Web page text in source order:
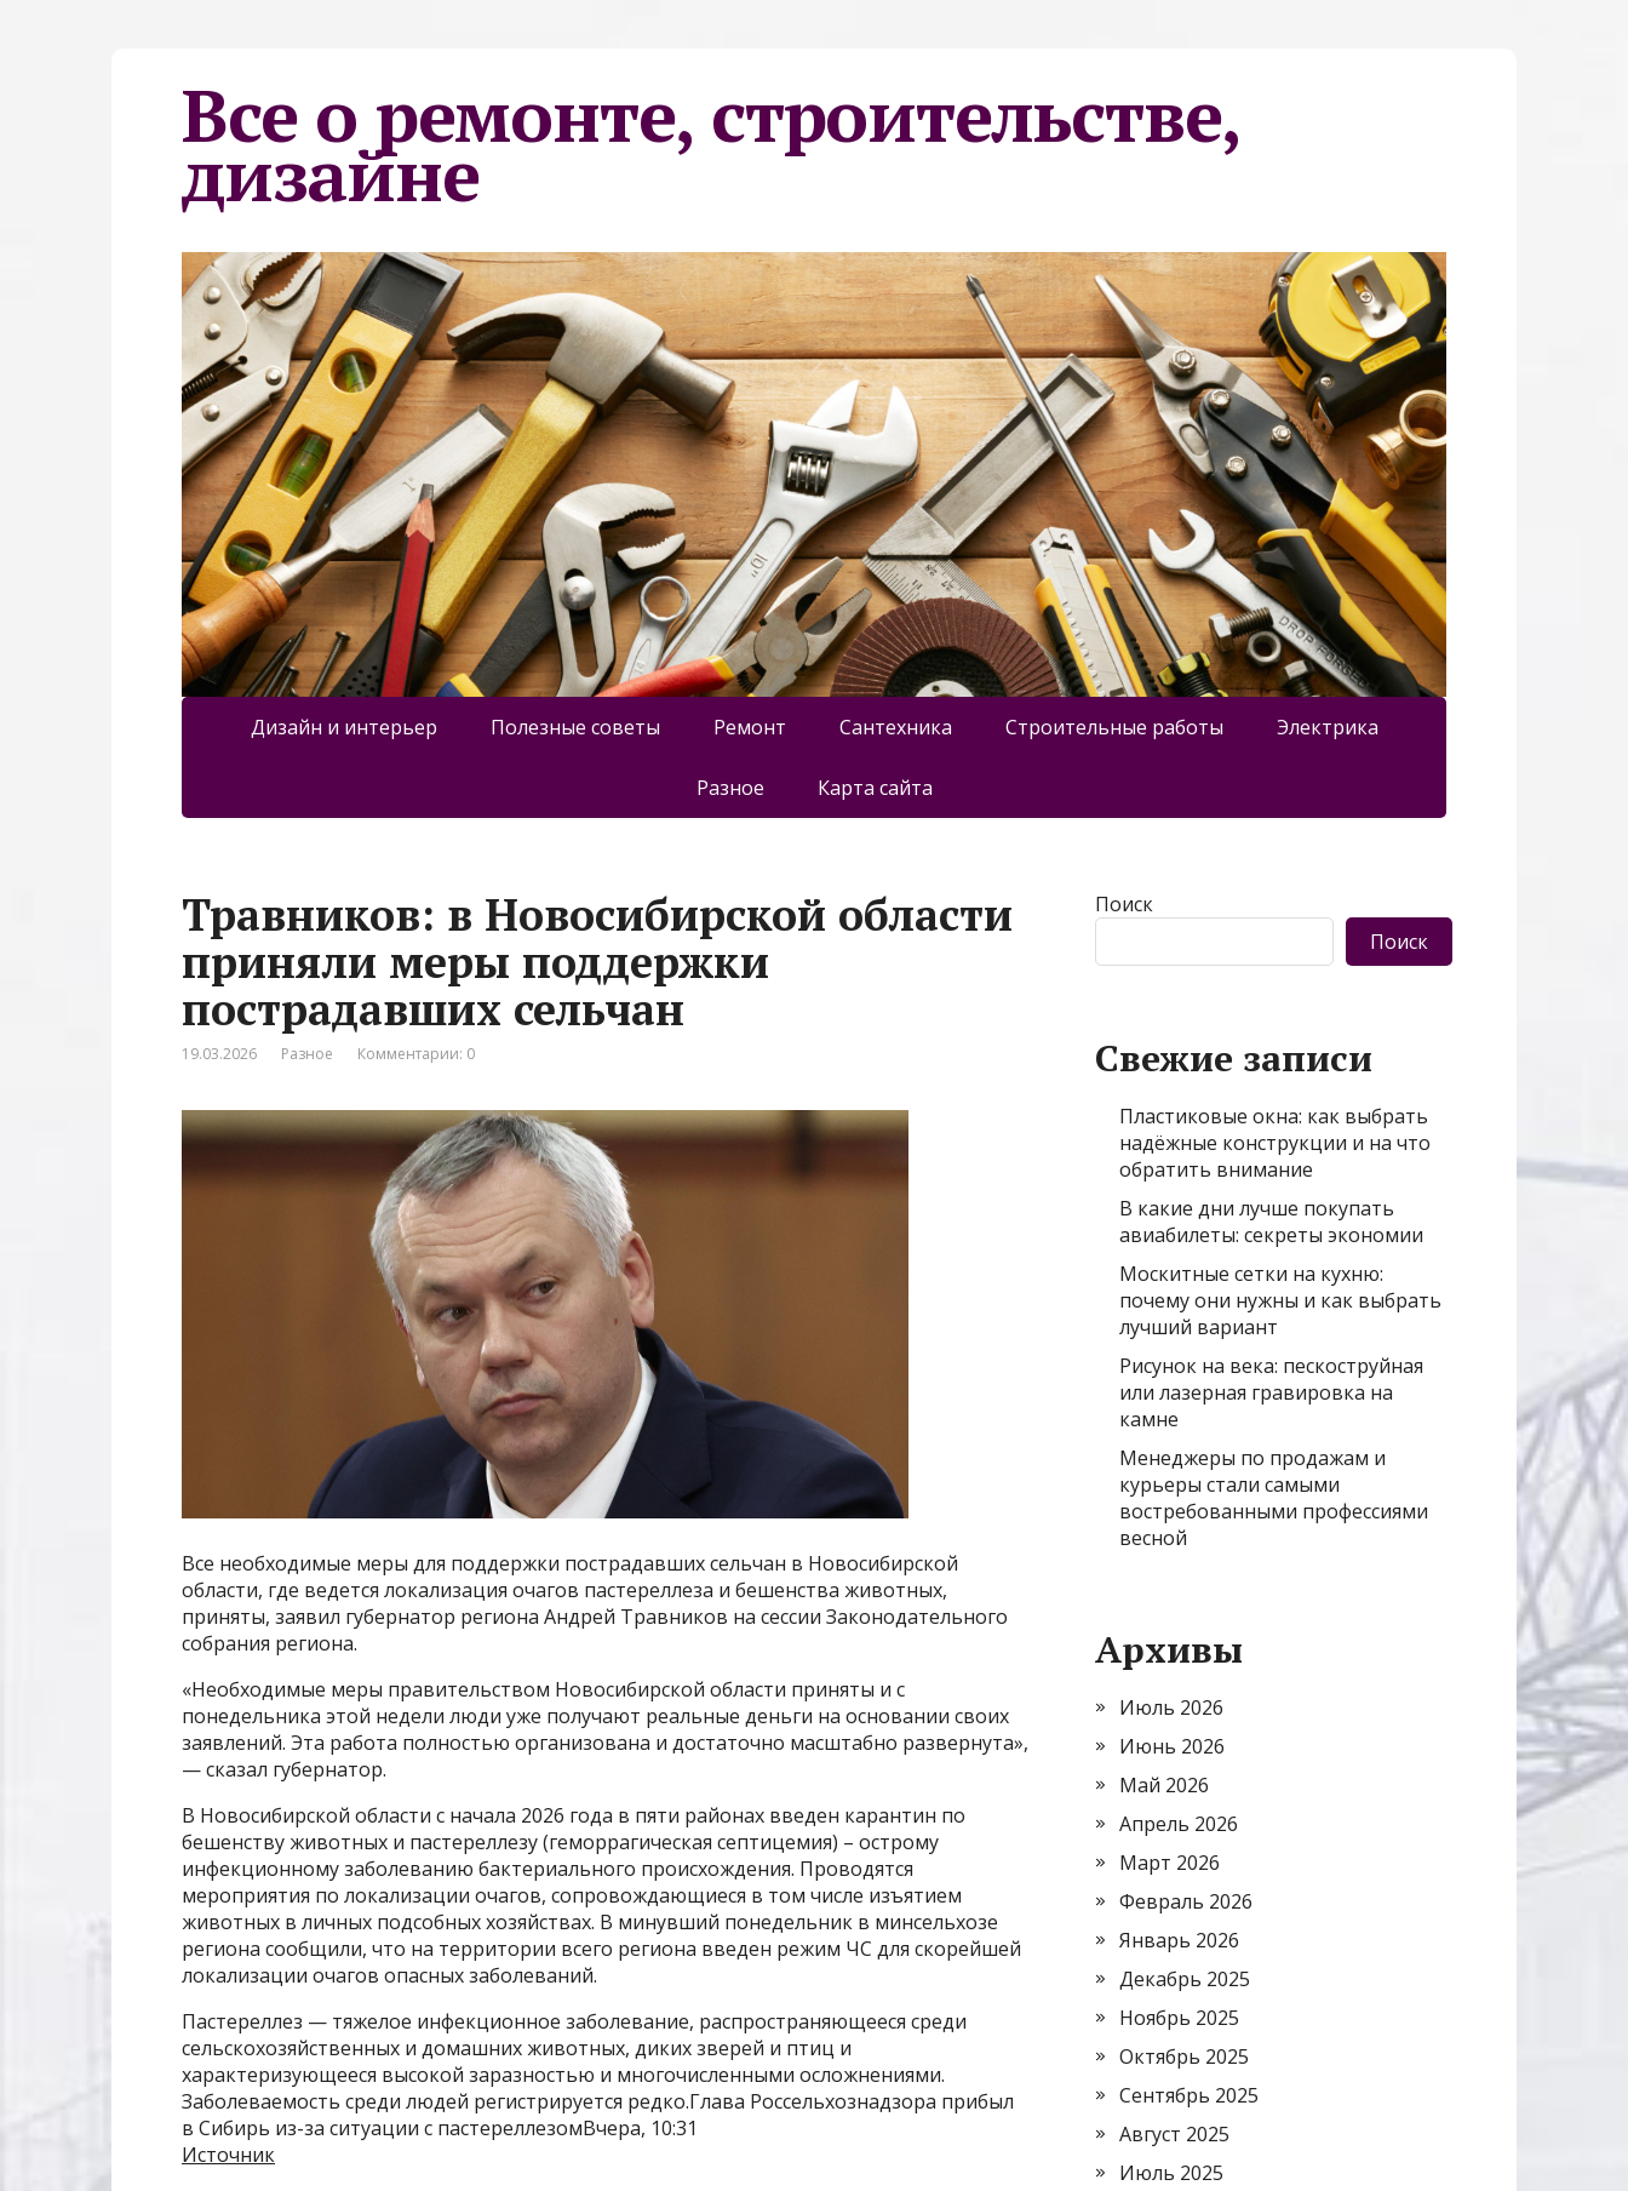
Все о ремонте, строительстве,
дизайне
Дизайн и интерьер Полезные советы Ремонт Сантехника Строительные работы Электрика
Разное Карта сайта
Травников: в Новосибирской области
приняли меры поддержки
пострадавших сельчан
19.03.2026 Разное Комментарии: 0
Все необходимые меры для поддержки пострадавших сельчан в Новосибирской
области, где ведется локализация очагов пастереллеза и бешенства животных,
приняты, заявил губернатор региона Андрей Травников на сессии Законодательного
собрания региона.
«Необходимые меры правительством Новосибирской области приняты и с
понедельника этой недели люди уже получают реальные деньги на основании своих
заявлений. Эта работа полностью организована и достаточно масштабно развернута»,
— сказал губернатор.
В Новосибирской области с начала 2026 года в пяти районах введен карантин по
бешенству животных и пастереллезу (геморрагическая септицемия) – острому
инфекционному заболеванию бактериального происхождения. Проводятся
мероприятия по локализации очагов, сопровождающиеся в том числе изъятием
животных в личных подсобных хозяйствах. В минувший понедельник в минсельхозе
региона сообщили, что на территории всего региона введен режим ЧС для скорейшей
локализации очагов опасных заболеваний.
Пастереллез — тяжелое инфекционное заболевание, распространяющееся среди
сельскохозяйственных и домашних животных, диких зверей и птиц и
характеризующееся высокой заразностью и многочисленными осложнениями.
Заболеваемость среди людей регистрируется редко.Глава Россельхознадзора прибыл
в Сибирь из-за ситуации с пастереллезомВчера, 10:31
Источник
Поиск
Поиск
Свежие записи
Пластиковые окна: как выбрать
надёжные конструкции и на что
обратить внимание
В какие дни лучше покупать
авиабилеты: секреты экономии
Москитные сетки на кухню:
почему они нужны и как выбрать
лучший вариант
Рисунок на века: пескоструйная
или лазерная гравировка на
камне
Менеджеры по продажам и
курьеры стали самыми
востребованными профессиями
весной
Архивы
Июль 2026
Июнь 2026
Май 2026
Апрель 2026
Март 2026
Февраль 2026
Январь 2026
Декабрь 2025
Ноябрь 2025
Октябрь 2025
Сентябрь 2025
Август 2025
Июль 2025